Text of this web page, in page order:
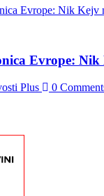
Evrope:
Plus 0